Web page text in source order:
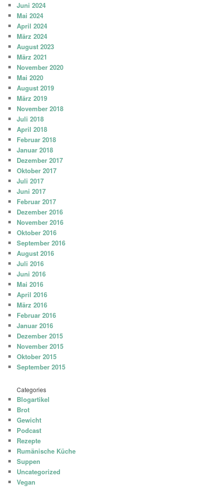
Juni 2024
Mai 2024
April 2024
März 2024
August 2023
März 2021
November 2020
Mai 2020
August 2019
März 2019
November 2018
Juli 2018
April 2018
Februar 2018
Januar 2018
Dezember 2017
Oktober 2017
Juli 2017
Juni 2017
Februar 2017
Dezember 2016
November 2016
Oktober 2016
September 2016
August 2016
Juli 2016
Juni 2016
Mai 2016
April 2016
März 2016
Februar 2016
Januar 2016
Dezember 2015
November 2015
Oktober 2015
September 2015
Categories
Blogartikel
Brot
Gewicht
Podcast
Rezepte
Rumänische Küche
Suppen
Uncategorized
Vegan